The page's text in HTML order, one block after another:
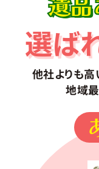
選ば
他社よりも高
地域